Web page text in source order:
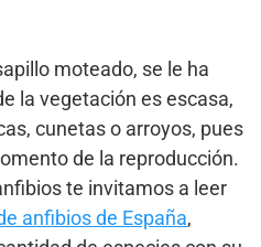
moteado, se le ha
la vegetación es escasa,
cunetas o arroyos, pues
de la reproducción.
te invitamos a leer
anfibios de España,